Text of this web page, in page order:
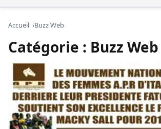
Accueil Buzz Web
Catégorie : Buzz Web